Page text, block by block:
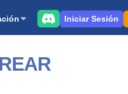
Iniciar Sesión